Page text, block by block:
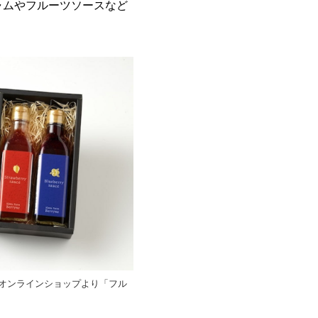
やフルーツソースなど
ンラインショップより「フル